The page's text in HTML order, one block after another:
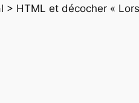
> HTML et décocher «